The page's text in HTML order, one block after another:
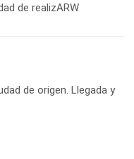
de realizARW
de origen. Llegada y